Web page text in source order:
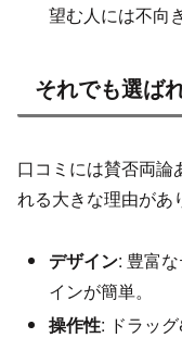
望む人には不向
それでも選ば
口コミには賛否両
れる大きな理由があ
デザイン: 豊富
インが簡単。
操作性: ドラッ